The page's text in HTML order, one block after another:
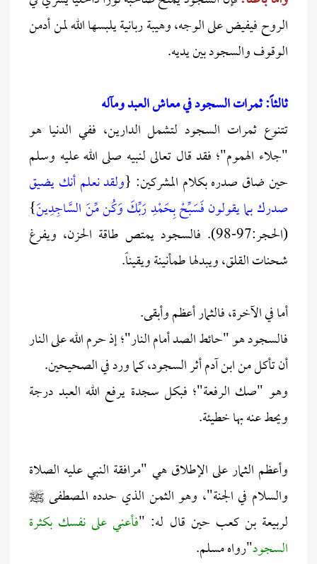
الروح فيفيض على الوجه، وهيبة ربانية يلبسها الله لمن أدمن
الوقوف والسجود بين يديه.
ثالثاً: ثمرات السجود في معاش العبد ومآله
تتنوع ثمرات السجود لتشمل الدارين، ففي الدنيا هو
"جلاء الهموم"؛ فقد قال تعالى لنبيه صلى الله عليه وسلم
حين ضاق صدره بكلام المشركين: {ولقد نعلم أنك يضيق
صدرك بما يقولون فَسَبِّحْ بِحَمْدِ رَبِّكَ وَكُن مِّنَ السَّاجِدِينَ}
(الحجر:97-98). فالسجود يمتص طاقة الحزن، ويفرغ
شحنات القلق، ويبدلها طمأنينة ويقيناً.
أما في الآخرة، فالثمار أعظم وأبقى.
فالسجود هو "حائط الصد أمام النار"؛ إذ حرم الله على النار
أن تأكل من ابن آدم أثر السجود، كما ورد في الصحيحين.
وهو "صك الرفعة"؛ فبكل سجدة يرفع الله العبد درجة
ويحط عنه بها خطيئة.
وأعظم الثمار على الإطلاق هي "مرافقة النبي عليه الصلاة
والسلام في الجنة"، وهو الثمن الذي حدده المصطفى ﷺ
لربيعة بن كعب حين قال له: "فأعني على نفسك بكثرة
السجود"رواه مسلم.